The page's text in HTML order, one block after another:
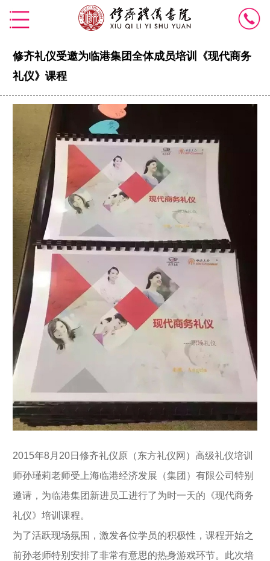
修齐礼仪受邀为临港集团全体成员培训《现代商务
礼仪》课程
2015年8月20日 修齐礼仪原（东方礼仪网）高级礼仪培训
师孙瑾莉老师受上海临港经济发展（集团）有限公司特别
邀请，为临港集团新进员工进行了为时一天的《现代商务
礼仪》培训课程。
为了活跃现场氛围，激发各位学员的积极性，课程开始之
前孙老师特别安排了非常有意思的热身游戏环节。此次培